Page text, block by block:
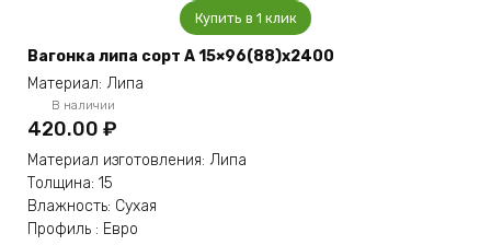
Купить в 1 клик
Вагонка липа сорт А 15×96(88)x2400
Материал: Липа
В наличии
420.00 ₽
Материал изготовления: Липа
Толщина: 15
Влажность: Сухая
Профиль : Евро